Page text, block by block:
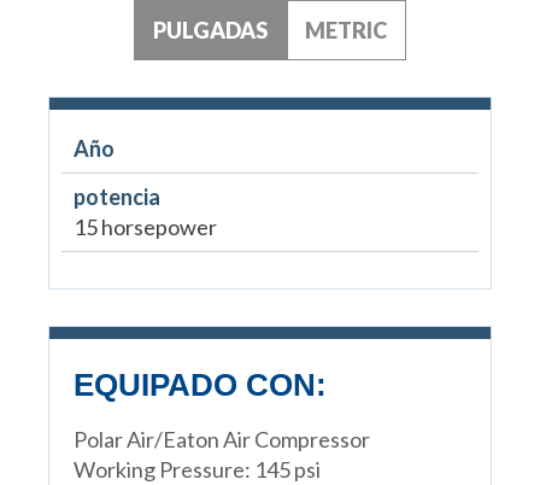
PULGADAS METRIC
Año
potencia
15 horsepower
EQUIPADO CON:
Polar Air/Eaton Air Compressor
Working Pressure: 145 psi